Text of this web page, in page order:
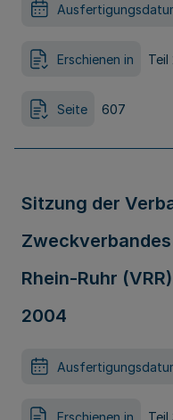
Erschienen in Teil
Seite 607
Sitzung der
Rhein-Ruhr
2004
Erschienen in Teil